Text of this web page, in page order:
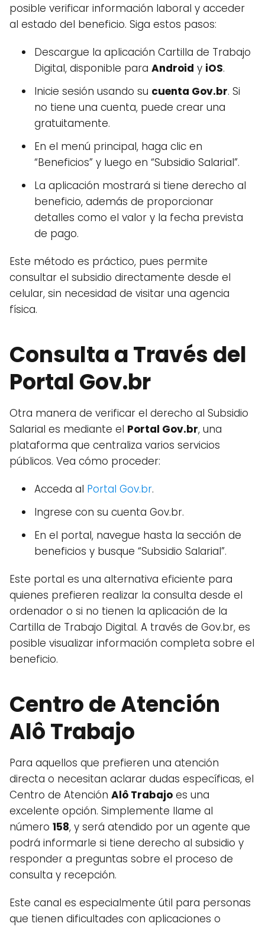
posible verificar información laboral y acceder
al estado del beneficio. Siga estos pasos:
Descargue la aplicación Cartilla de Trabajo
Digital, disponible para Android y iOS.
Inicie sesión usando su cuenta Gov.br. Si
no tiene una cuenta, puede crear una
gratuitamente.
En el menú principal, haga clic en
“Beneficios” y luego en “Subsidio Salarial”.
La aplicación mostrará si tiene derecho al
beneficio, además de proporcionar
detalles como el valor y la fecha prevista
de pago.
Este método es práctico, pues permite
consultar el subsidio directamente desde el
celular, sin necesidad de visitar una agencia
física.
Consulta a Través del
Portal Gov.br
Otra manera de verificar el derecho al Subsidio
Salarial es mediante el Portal Gov.br, una
plataforma que centraliza varios servicios
públicos. Vea cómo proceder:
Acceda al Portal Gov.br.
Ingrese con su cuenta Gov.br.
En el portal, navegue hasta la sección de
beneficios y busque “Subsidio Salarial”.
Este portal es una alternativa eficiente para
quienes prefieren realizar la consulta desde el
ordenador o si no tienen la aplicación de la
Cartilla de Trabajo Digital. A través de Gov.br, es
posible visualizar información completa sobre el
beneficio.
Centro de Atención
Alô Trabajo
Para aquellos que prefieren una atención
directa o necesitan aclarar dudas específicas, el
Centro de Atención Alô Trabajo es una
excelente opción. Simplemente llame al
número 158, y será atendido por un agente que
podrá informarle si tiene derecho al subsidio y
responder a preguntas sobre el proceso de
consulta y recepción.
Este canal es especialmente útil para personas
que tienen dificultades con aplicaciones o